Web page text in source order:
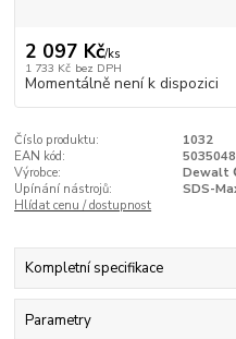
2 097 Kč/ks
1 733 Kč bez DPH
Momentálně není k dispozici
Číslo produktu:
1032
EAN kód:
Výrobce:
Dewalt
Upínání nástrojů:
SDS-
Hlídat cenu / dostupnost
Kompletní specifikace
Parametry